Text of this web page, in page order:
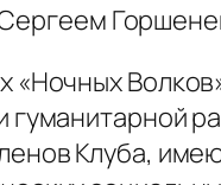
«Ночных
гуманитарной
Клуба,